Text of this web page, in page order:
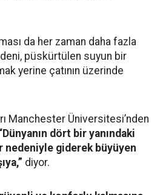
da her zaman daha fazla
püskürtülen suyun bir
yerine çatının üzerinde
Manchester Üniversitesi’nden
dört bir yanındaki
nedeniyle giderek büyüyen
diyor.